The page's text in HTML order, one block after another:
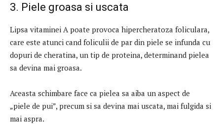
3. Piele groasa si uscata
Lipsa vitaminei A poate provoca hipercheratoza foliculara,
care este atunci cand foliculii de par din piele se infunda cu
dopuri de cheratina, un tip de proteina, determinand pielea
sa devina mai groasa.
Aceasta schimbare face ca pielea sa aiba un aspect de
„piele de pui”, precum si sa devina mai uscata, mai fulgida si
mai aspra.